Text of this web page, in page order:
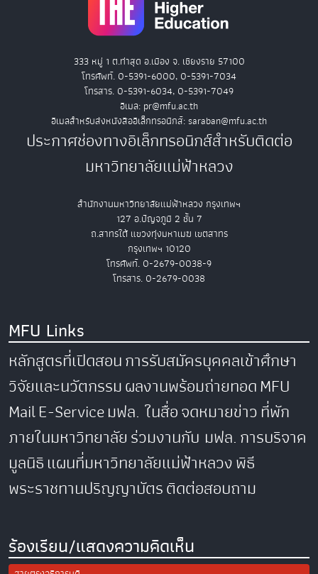
333 หมู่ 1 ต.ท่าสุด อ.เมือง จ. เชียงราย 57100
โทรศัพท์. 0-5391-6000, 0-5391-7034
โทรสาร. 0-5391-6034, 0-5391-7049
อีเมล: pr@mfu.ac.th
อีเมลสำหรับส่งหนังสืออิเล็กทรอนิกส์: saraban@mfu.ac.th
ประกาศช่องทางอิเล็กทรอนิกส์สำหรับติดต่อ
มหาวิทยาลัยแม่ฟ้าหลวง
สำนักงานมหาวิทยาลัยแม่ฟ้าหลวง กรุงเทพฯ
127 อ.ปัญจภูมิ 2 ชั้น 7
ถ.สาทรใต้ แขวงทุ่งมหาเมฆ เขตสาทร
กรุงเทพฯ 10120
โทรศัพท์. 0-2679-0038-9
โทรสาร. 0-2679-0038
MFU Links
หลักสูตรที่เปิดสอนการรับสมัครบุคคลเข้าศึกษา
วิจัยและนวัตกรรมผลงานพร้อมถ่ายทอดMFU
MailE-Serviceมฟล. ในสื่อจดหมายข่าวที่พัก
ภายในมหาวิทยาลัยร่วมงานกับ มฟล.การบริจาค
มูลนิธิแผนที่มหาวิทยาลัยแม่ฟ้าหลวงพิธี
พระราชทานปริญญาบัตรติดต่อสอบถาม
ร้องเรียน/แสดงความคิดเห็น